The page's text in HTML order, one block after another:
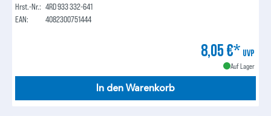
Hrst.-Nr.: 4RD 933 332-641
EAN:
4082300751444
8,05 €* UVP
Auf Lager
In den Warenkorb